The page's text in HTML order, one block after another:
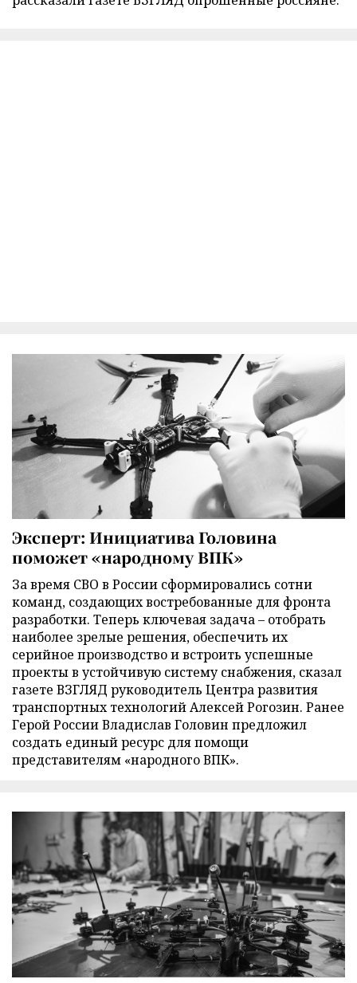
Эксперт: Инициатива Головина
поможет «народному ВПК»
За время СВО в России сформировались сотни
команд, создающих востребованные для фронта
разработки. Теперь ключевая задача – отобрать
наиболее зрелые решения, обеспечить их
серийное производство и встроить успешные
проекты в устойчивую систему снабжения, сказал
газете ВЗГЛЯД руководитель Центра развития
транспортных технологий Алексей Рогозин. Ранее
Герой России Владислав Головин предложил
создать единый ресурс для помощи
представителям «народного ВПК».